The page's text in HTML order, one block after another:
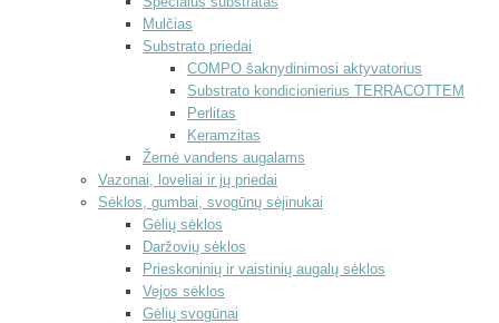
Mulčias
Substrato priedai
COMPO šaknydinimosi aktyvatorius
Substrato kondicionierius TERRACOTTEM
Perlitas
Keramzitas
Žemė vandens augalams
Vazonai, loveliai ir jų priedai
Sėklos, gumbai, svogūnų sėjinukai
Gėlių sėklos
Daržovių sėklos
Prieskoninių ir vaistinių augalų sėklos
Vejos sėklos
Gėlių svogūnai